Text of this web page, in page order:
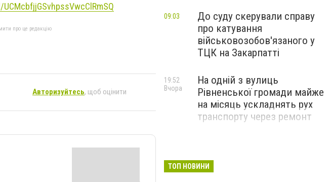
про це редакцію
Авторизуйтесь, щоб оцінити
До суду скерували справу
про катування
військовозобов'язаного у
ТЦК на Закарпатті
09:03
На одній з вулиць
Рівненської громади майже
на місяць ускладнять рух
транспорту через ремонт
19:52
Вчора
ТОП НОВИНИ